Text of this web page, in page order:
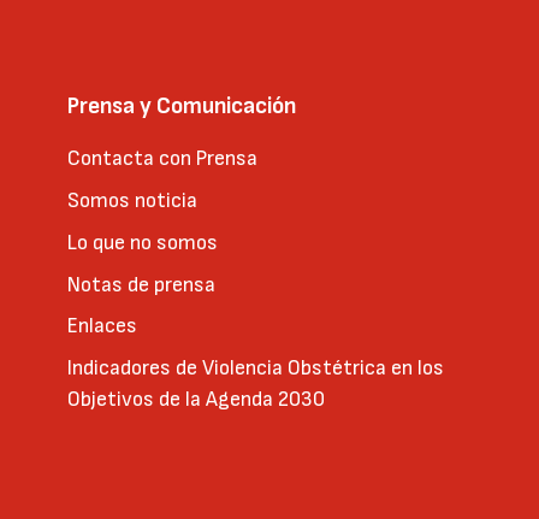
Prensa y Comunicación
Contacta con Prensa
Somos noticia
Lo que no somos
Notas de prensa
Enlaces
Indicadores de Violencia Obstétrica en los
Objetivos de la Agenda 2030